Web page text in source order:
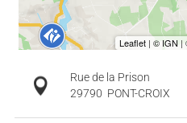
Rue de la Prison
29790 PONT-CROIX